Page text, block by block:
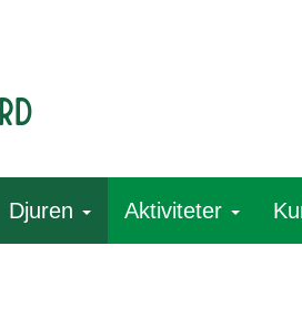
Djuren Aktiviteter